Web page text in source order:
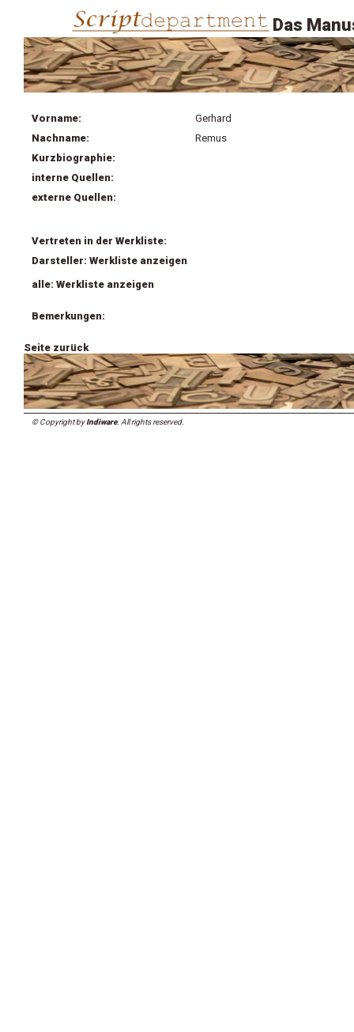
Das
Vorname:
Gerhard
Nachname:
Remus
Kurzbiographie:
interne Quellen:
externe Quellen:
Vertreten in der Werkliste:
Darsteller: Werkliste anzeigen
alle: Werkliste anzeigen
Bemerkungen:
Seite zurück
© Copyright byIndiware. All rights reserved.